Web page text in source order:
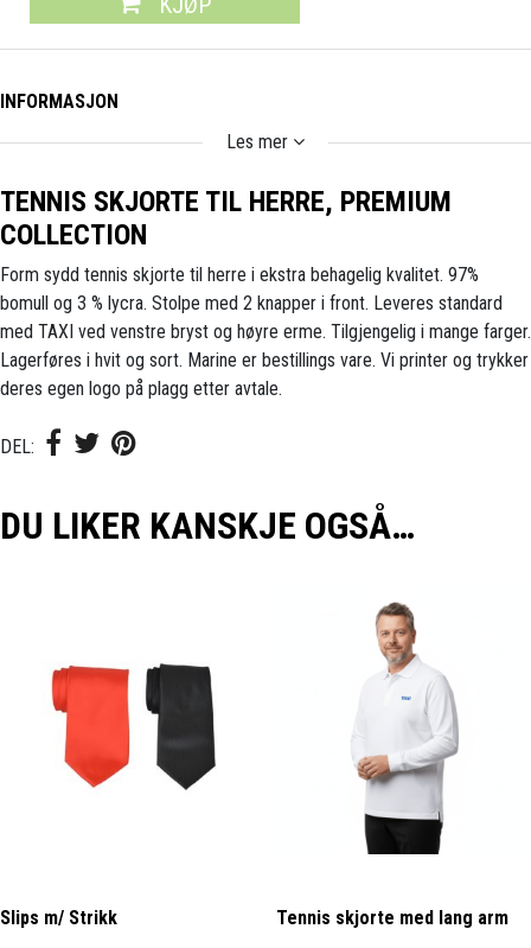
INFORMASJON
Les mer
TENNIS SKJORTE TIL HERRE, PREMIUM
COLLECTION
Form sydd tennis skjorte til herre i ekstra behagelig kvalitet. 97%
bomull og 3 % lycra. Stolpe med 2 knapper i front. Leveres standard
med TAXI ved venstre bryst og høyre erme. Tilgjengelig i mange farger.
Lagerføres i hvit og sort. Marine er bestillings vare. Vi printer og trykker
deres egen logo på plagg etter avtale.
DEL:
DU LIKER KANSKJE OGSÅ…
Slips m/ Strikk Tennis skjorte med lang arm